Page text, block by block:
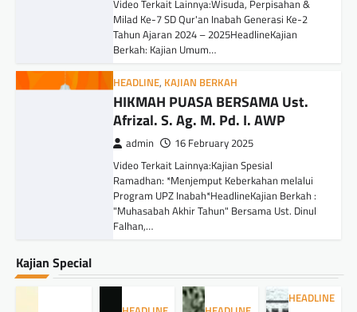
Video Terkait Lainnya:Wisuda, Perpisahan &
Milad Ke-7 SD Qur'an Inabah Generasi Ke-2
Tahun Ajaran 2024 – 2025HeadlineKajian
Berkah: Kajian Umum…
HEADLINE, KAJIAN BERKAH
HIKMAH PUASA BERSAMA Ust.
Afrizal. S. Ag. M. Pd. I. AWP
admin 16 February 2025
Video Terkait Lainnya:Kajian Spesial
Ramadhan: *Menjemput Keberkahan melalui
Program UPZ Inabah*HeadlineKajian Berkah :
"Muhasabah Akhir Tahun" Bersama Ust. Dinul
Falhan,…
Kajian Special
HEADLINE